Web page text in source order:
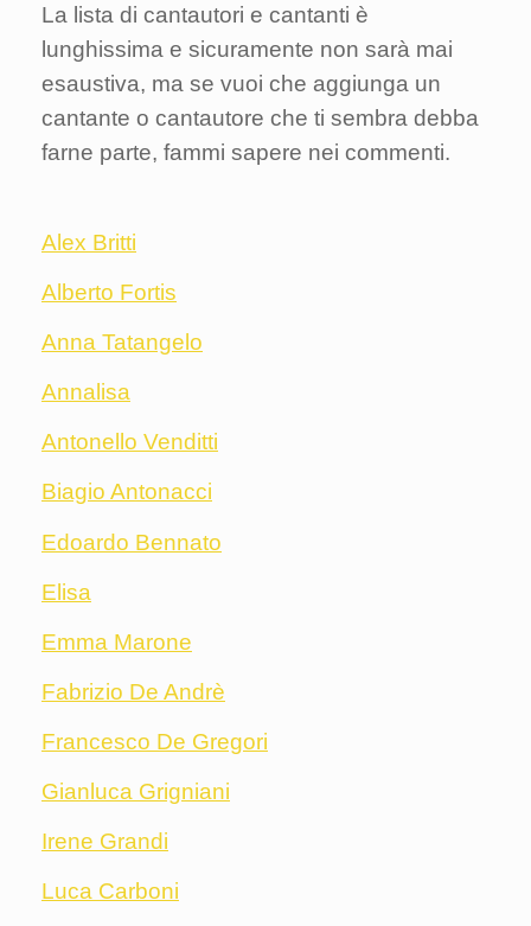
La lista di cantautori e cantanti è
lunghissima e sicuramente non sarà mai
esaustiva, ma se vuoi che aggiunga un
cantante o cantautore che ti sembra debba
farne parte, fammi sapere nei commenti.
Alex Britti
Alberto Fortis
Anna Tatangelo
Annalisa
Antonello Venditti
Biagio Antonacci
Edoardo Bennato
Elisa
Emma Marone
Fabrizio De Andrè
Francesco De Gregori
Gianluca Grigniani
Irene Grandi
Luca Carboni